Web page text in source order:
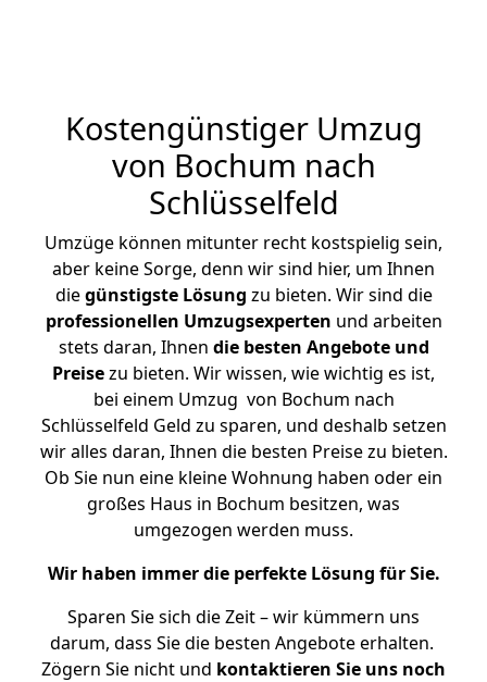
Kostengünstiger Umzug
von Bochum nach
Schlüsselfeld
Umzüge können mitunter recht kostspielig sein,
aber keine Sorge, denn wir sind hier, um Ihnen
diegünstigste Lösung zu bieten. Wir sind die
professionellen Umzugsexperten und arbeiten
stets daran, Ihnen die besten Angebote und
Preisezu bieten. Wir wissen, wie wichtig es ist,
bei einem Umzug von Bochum nach
Schlüsselfeld Geld zu sparen, und deshalb setzen
wir alles daran, Ihnen die besten Preise zu bieten.
Ob Sie nun eine kleine Wohnung haben oder ein
großes Haus in Bochum besitzen, was
umgezogen werden muss.
Wir haben immer die perfekte Lösung für Sie.
Sparen Sie sich die Zeit – wir kümmern uns
darum, dass Sie die besten Angebote erhalten.
Zögern Sie nicht und kontaktieren Sie uns noch